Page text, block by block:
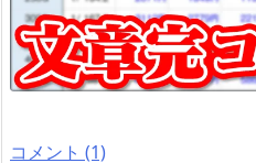
コメント (1)